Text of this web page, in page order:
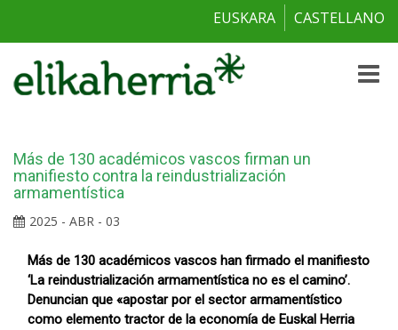
EUSKARA CASTELLANO
Toggle
Más de 130 académicos vascos firman un
manifiesto contra la reindustrialización
armamentística
2025 - ABR - 03
Más de 130 académicos vascos han firmado el manifiesto
‘La reindustrialización armamentística no es el camino’.
Denuncian que «apostar por el sector armamentístico
como elemento tractor de la economía de Euskal Herria